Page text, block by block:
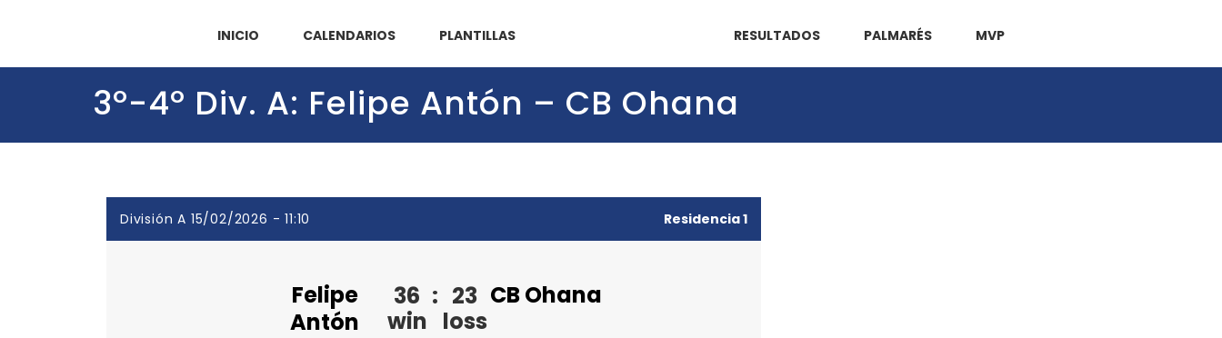
INICIO CALENDARIOS PLANTILLAS RESULTADOS PALMARÉS MVP
3º-4º Div. A: Felipe Antón – CB Ohana
División A 15/02/2026 - 11:10 Residencia 1
Felipe
Antón
36
win
: 23
loss
CB Ohana